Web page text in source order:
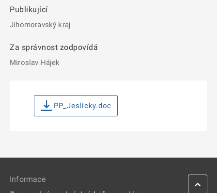
Publikující
Jihomoravský kraj
Za správnost zodpovídá
Miroslav Hájek
PP_Jeslicky.doc
Informace